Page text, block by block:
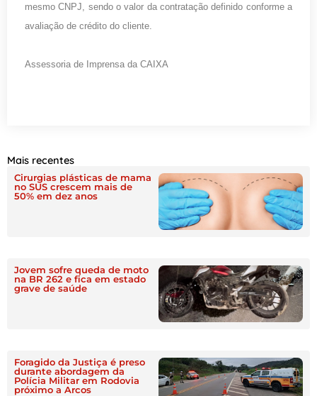
mesmo CNPJ, sendo o valor da contratação definido conforme a
avaliação de crédito do cliente.
Assessoria de Imprensa da CAIXA
Mais recentes
Cirurgias plásticas de mama
no SUS crescem mais de
50% em dez anos
Jovem sofre queda de moto
na BR 262 e fica em estado
grave de saúde
Foragido da Justiça é preso
durante abordagem da
Polícia Militar em Rodovia
próximo a Arcos